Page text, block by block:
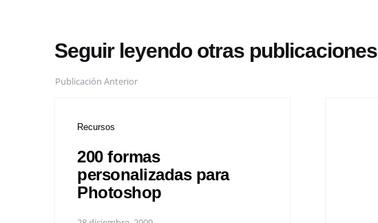
Seguir leyendo otras publicaciones
Publicación Anterior
Recursos
200 formas
personalizadas para
Photoshop